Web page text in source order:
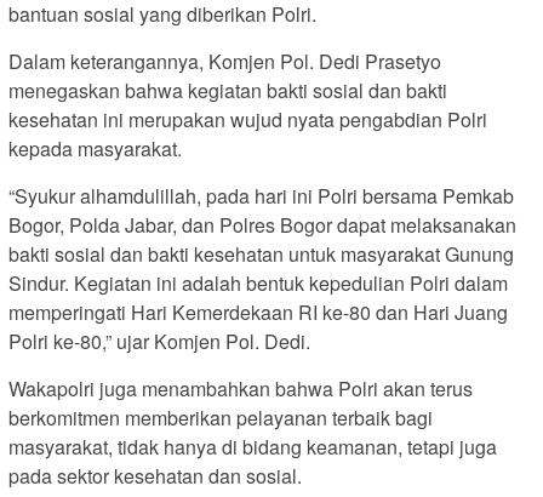
bantuan sosial yang diberikan Polri.
Dalam keterangannya, Komjen Pol. Dedi Prasetyo
menegaskan bahwa kegiatan bakti sosial dan bakti
kesehatan ini merupakan wujud nyata pengabdian Polri
kepada masyarakat.
“Syukur alhamdulillah, pada hari ini Polri bersama Pemkab
Bogor, Polda Jabar, dan Polres Bogor dapat melaksanakan
bakti sosial dan bakti kesehatan untuk masyarakat Gunung
Sindur. Kegiatan ini adalah bentuk kepedulian Polri dalam
memperingati Hari Kemerdekaan RI ke-80 dan Hari Juang
Polri ke-80,” ujar Komjen Pol. Dedi.
Wakapolri juga menambahkan bahwa Polri akan terus
berkomitmen memberikan pelayanan terbaik bagi
masyarakat, tidak hanya di bidang keamanan, tetapi juga
pada sektor kesehatan dan sosial.